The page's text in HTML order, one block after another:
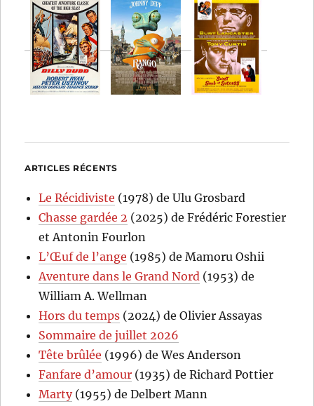
ARTICLES RÉCENTS
Le Récidiviste (1978) de Ulu Grosbard
Chasse gardée 2 (2025) de Frédéric Forestier
et Antonin Fourlon
L’Œuf de l’ange (1985) de Mamoru Oshii
Aventure dans le Grand Nord (1953) de
William A. Wellman
Hors du temps (2024) de Olivier Assayas
Sommaire de juillet 2026
Tête brûlée (1996) de Wes Anderson
Fanfare d’amour (1935) de Richard Pottier
Marty(1955) de Delbert Mann